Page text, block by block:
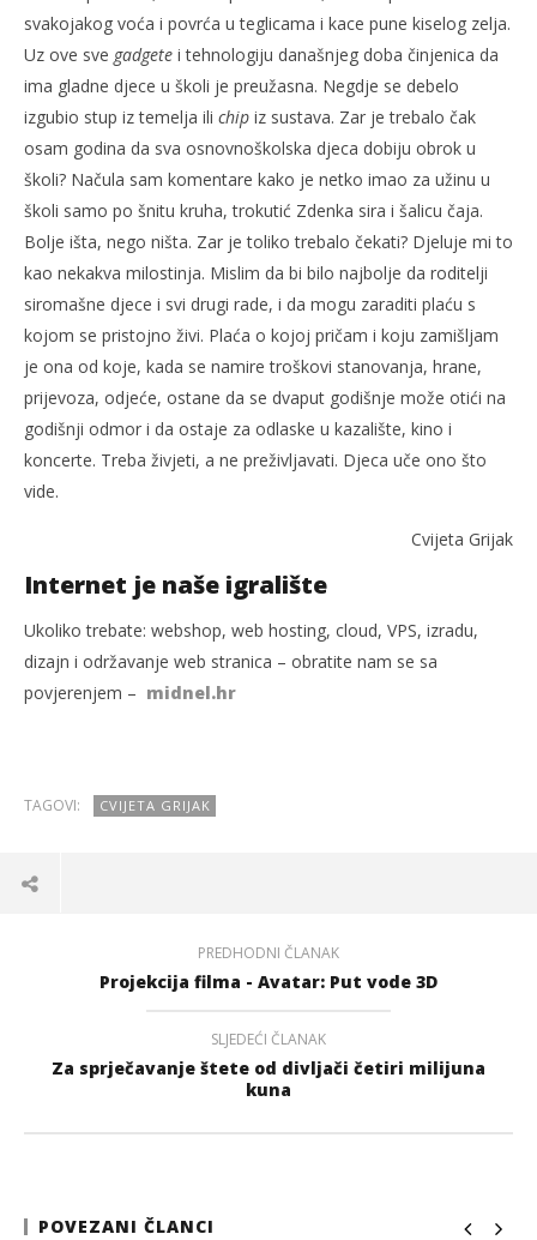
svakojakog voća i povrća u teglicama i kace pune kiselog zelja.
Uz ove sve gadgete i tehnologiju današnjeg doba činjenica da
ima gladne djece u školi je preužasna. Negdje se debelo
izgubio stup iz temelja ili chip iz sustava. Zar je trebalo čak
osam godina da sva osnovnoškolska djeca dobiju obrok u
školi? Načula sam komentare kako je netko imao za užinu u
školi samo po šnitu kruha, trokutić Zdenka sira i šalicu čaja.
Bolje išta, nego ništa. Zar je toliko trebalo čekati? Djeluje mi to
kao nekakva milostinja. Mislim da bi bilo najbolje da roditelji
siromašne djece i svi drugi rade, i da mogu zaraditi plaću s
kojom se pristojno živi. Plaća o kojoj pričam i koju zamišljam
je ona od koje, kada se namire troškovi stanovanja, hrane,
prijevoza, odjeće, ostane da se dvaput godišnje može otići na
godišnji odmor i da ostaje za odlaske u kazalište, kino i
koncerte. Treba živjeti, a ne preživljavati. Djeca uče ono što
vide.
Cvijeta Grijak
Internet je naše igralište
Ukoliko trebate: webshop, web hosting, cloud, VPS, izradu,
dizajn i održavanje web stranica – obratite nam se sa
povjerenjem – midnel.hr
TAGOVI: CVIJETA GRIJAK
PREDHODNI ČLANAK
Projekcija filma - Avatar: Put vode 3D
SLJEDEĆI ČLANAK
Za sprječavanje štete od divljači četiri milijuna
kuna
POVEZANI ČLANCI